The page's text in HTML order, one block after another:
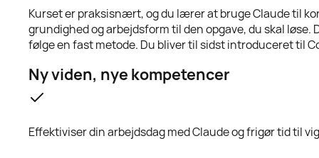
Kurset er praksisnært, og du lærer at bruge Claude til
grundighed og arbejdsform til den opgave, du skal
følge en fast metode. Du bliver til sidst introduceret til
Ny viden, nye kompetencer
Effektiviser din arbejdsdag med Claude og frigør tid til